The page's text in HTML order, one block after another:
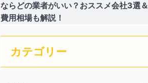
ならどの業者がいい？おススメ会社3選＆
費用相場も解説！
カテゴリー